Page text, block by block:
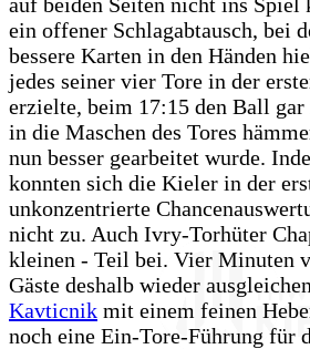
ein offener Schlagabtausch, bei
bessere Karten in den Händen
jedes seiner vier Tore in der
erzielte, beim 17:15 den Ball
in die Maschen des Tores
nun besser gearbeitet wurde.
konnten sich die Kieler in der
unkonzentrierte
nicht zu. Auch Ivry-Torhüter
kleinen - Teil bei. Vier Minuten
Gäste deshalb wieder
Kavticnik mit einem feinen
noch eine Ein-Tore-Führung für